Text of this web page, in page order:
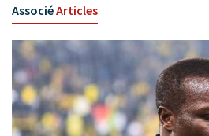
AssociéArticles